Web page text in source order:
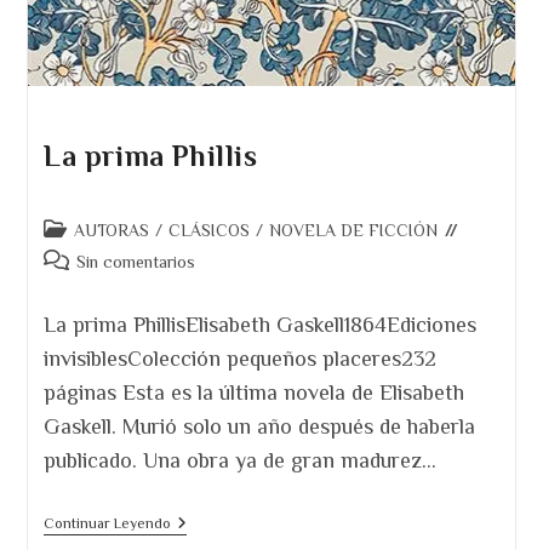
La prima Phillis
Categoría
de
AUTORAS / CLÁSICOS / NOVELA DE FICCIÓN
Comentarios
entrada:
Sin comentarios
La prima PhillisElisabeth Gaskell1864Ediciones
invisiblesColección pequeños placeres232
páginas Esta es la última novela de Elisabeth
Gaskell. Murió solo un año después de haberla
publicado. Una obra ya de gran madurez…
Continuar LeyendoLa